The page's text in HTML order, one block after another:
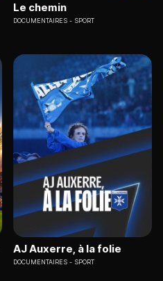
Le chemin
DOCUMENTAIRES SPORT
AJ Auxerre, à la folie
DOCUMENTAIRES SPORT